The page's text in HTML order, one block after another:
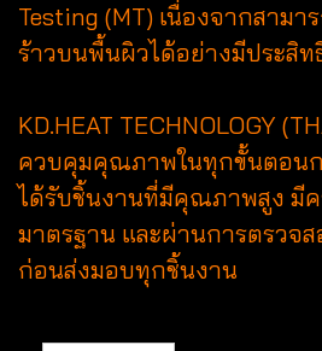
Testing (MT) เนื่องจากสาม
ร้าวบนพื้นผิวได้อย่างมีประสิท
KD.HEAT TECHNOLOGY
ควบคุมคุณภาพในทุกขั้นตอนก
ได้รับชิ้นงานที่มีคุณภาพสูง มีค
มาตรฐาน และผ่านการตรวจ
ก่อนส่งมอบทุกชิ้นงาน